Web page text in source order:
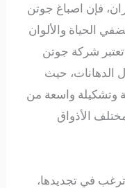
فإن اصباغ جوتن
الحياة والألوان
شركة جوتن
الدهانات، حيث
وتشكيلة واسعة من
الأذواق
في تجديدها،